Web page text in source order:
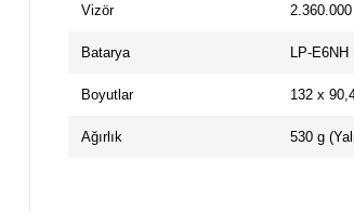
Vizör
Batarya LP-
Boyutlar 132 x
Ağırlık 530 g